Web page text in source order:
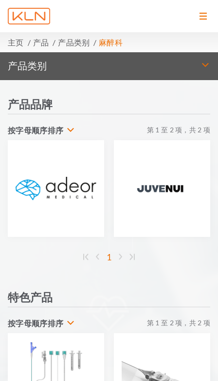
主页 产品 产品类别 麻醉科
产品类别
产品品牌
按字母顺序排序 第 1 至 2 项，共 2 项
1
特色产品
按字母顺序排序 第 1 至 2 项，共 2 项